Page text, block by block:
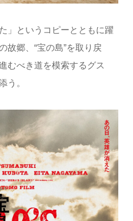
」というコピーとともに躍
故郷、“宝の島”を取り戻
むべき道を模索するグス
う。